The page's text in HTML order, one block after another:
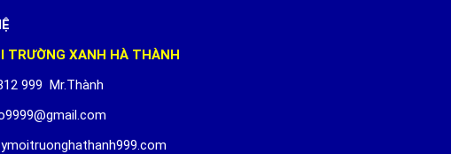
TRƯỜNG XANH HÀ THÀNH
999 Mr.Thành